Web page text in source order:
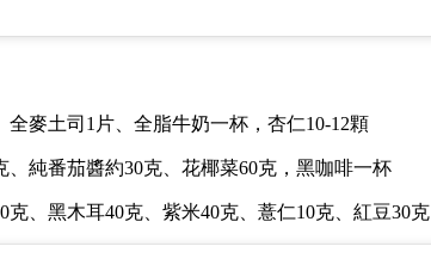
全麥土司1片、全脂牛奶一杯，杏仁10-12顆
、純番茄醬約30克、花椰菜60克，黑咖啡一杯
克、黑木耳40克、紫米40克、薏仁10克、紅豆30克